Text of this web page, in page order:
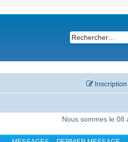
Inscription
Nous sommes le 08